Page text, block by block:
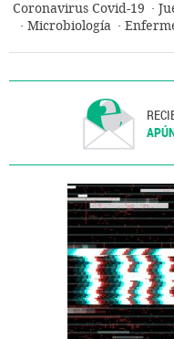
Coronavirus Covid-19
Microbiología